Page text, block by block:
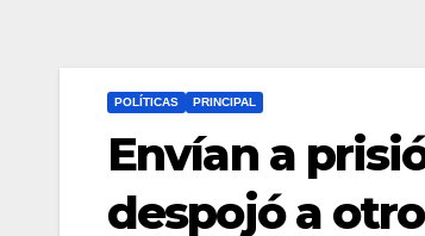
POLÍTICAS PRINCIPAL
Envían a
despojó a